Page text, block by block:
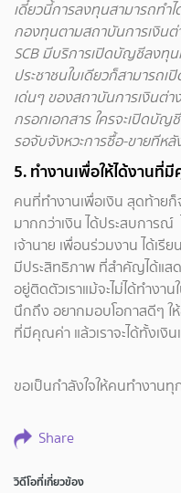
เดี๋ยวนี้การลงทุนสามารถทำ
กองทุนตามสถาบันการเงินต่
SCB มีบริการเปิดบัญชีลงทุน
ประชาชนใบเดียวก็สามารถ
เด่นๆ ของสถาบันการเงินต่า
กรอกเอกสาร ใครจะเปิดบัญ
รอจับจังหวะการซื้อ-ขายทีหลั
5. ทำงานเพื่อให้ได้งานที่
คนที่ทำงานเพื่อเงิน สุดท้ายก็
มากกว่าเงิน ได้ประสบการณ์
เจ้านาย เพื่อนร่วมงาน ได้เรี
มีประสิทธิภาพ ที่สำคัญได้แส
อยู่ติดตัวเราแม้จะไม่ได้ทำงา
นึกถึง อยากมอบโอกาสดีๆ ใ
ที่มีคุณค่า แล้วเราจะได้ทั้งเงิ
ขอเป็นกำลังใจให้คนทำงานทุ
Share
วิดีโอที่เกี่ยวข้อง